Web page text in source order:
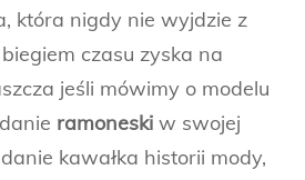
która nigdy nie wyjdzie z
czasu zyska na
jeśli mówimy o modelu
ramoneski w swojej
kawałka historii mody,